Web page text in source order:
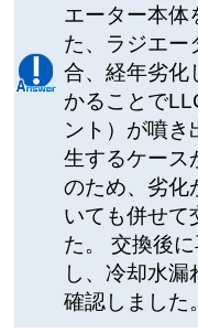
エーター本体
た、ラジエー
合、経年劣化
かることで
ント）が噴き
生するケース
のため、劣化
いても併せて
た。 交換後
し、冷却水漏
確認しました。